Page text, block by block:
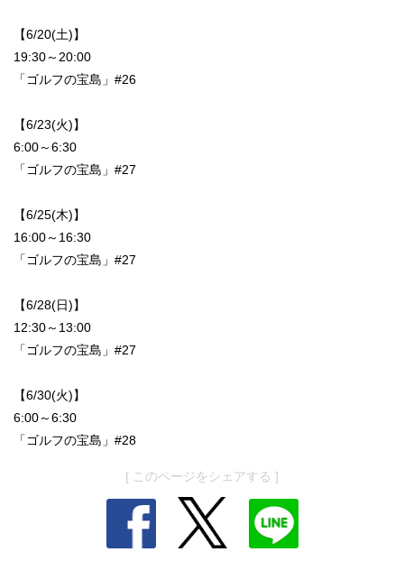
【6/20(土)】
19:30～20:00
「ゴルフの宝島」#26
【6/23(火)】
6:00～6:30
「ゴルフの宝島」#27
【6/25(木)】
16:00～16:30
「ゴルフの宝島」#27
【6/28(日)】
12:30～13:00
「ゴルフの宝島」#27
【6/30(火)】
6:00～6:30
「ゴルフの宝島」#28
[ このページをシェアする ]